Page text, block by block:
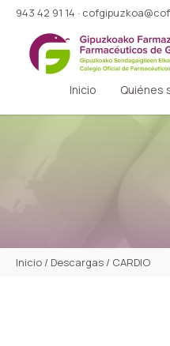
943 42 91 14 ·
Inicio Quiénes
Inicio / Descargas / CARDIO